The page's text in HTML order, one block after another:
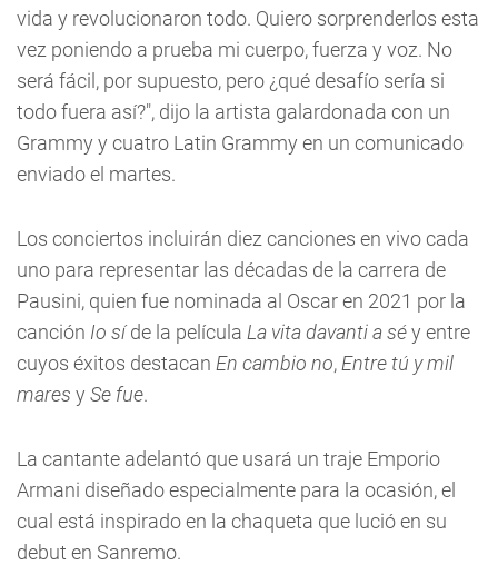
vida y revolucionaron todo. Quiero sorprenderlos esta
vez poniendo a prueba mi cuerpo, fuerza y voz. No
será fácil, por supuesto, pero ¿qué desafío sería si
todo fuera así?", dijo la artista galardonada con un
Grammy y cuatro Latin Grammy en un comunicado
enviado el martes.
Los conciertos incluirán diez canciones en vivo cada
uno para representar las décadas de la carrera de
Pausini, quien fue nominada al Oscar en 2021 por la
canción Io síde la película La vita davanti a séy entre
cuyos éxitos destacan En cambio no, Entre tú y mil
mares y Se fue.
La cantante adelantó que usará un traje Emporio
Armani diseñado especialmente para la ocasión, el
cual está inspirado en la chaqueta que lució en su
debut en Sanremo.